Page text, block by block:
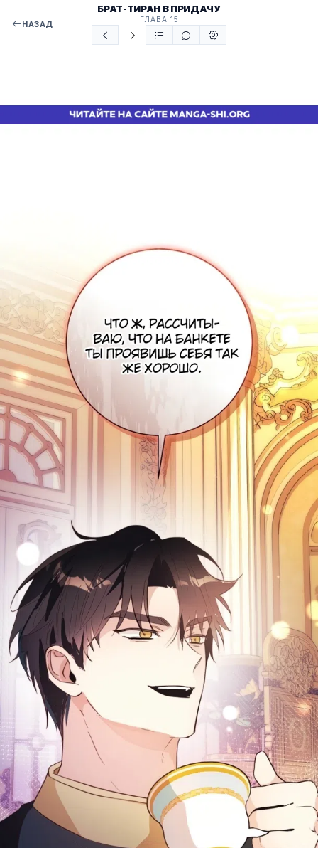
НАЗАД
БРАТ-ТИРАН В ПРИДАЧУ
ГЛАВА 15